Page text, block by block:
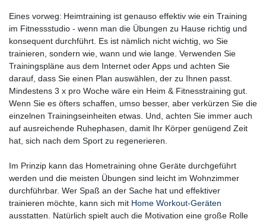
Eines vorweg: Heimtraining ist genauso effektiv wie ein Training
im Fitnessstudio - wenn man die Übungen zu Hause richtig und
konsequent durchführt. Es ist nämlich nicht wichtig, wo Sie
trainieren, sondern wie, wann und wie lange. Verwenden Sie
Trainingspläne aus dem Internet oder Apps und achten Sie
darauf, dass Sie einen Plan auswählen, der zu Ihnen passt.
Mindestens 3 x pro Woche wäre ein Heim & Fitnesstraining gut.
Wenn Sie es öfters schaffen, umso besser, aber verkürzen Sie die
einzelnen Trainingseinheiten etwas. Und, achten Sie immer auch
auf ausreichende Ruhephasen, damit Ihr Körper genügend Zeit
hat, sich nach dem Sport zu regenerieren.
Im Prinzip kann das Hometraining ohne Geräte durchgeführt
werden und die meisten Übungen sind leicht im Wohnzimmer
durchführbar. Wer Spaß an der Sache hat und effektiver
trainieren möchte, kann sich mit Home Workout-Geräten
ausstatten. Natürlich spielt auch die Motivation eine große Rolle